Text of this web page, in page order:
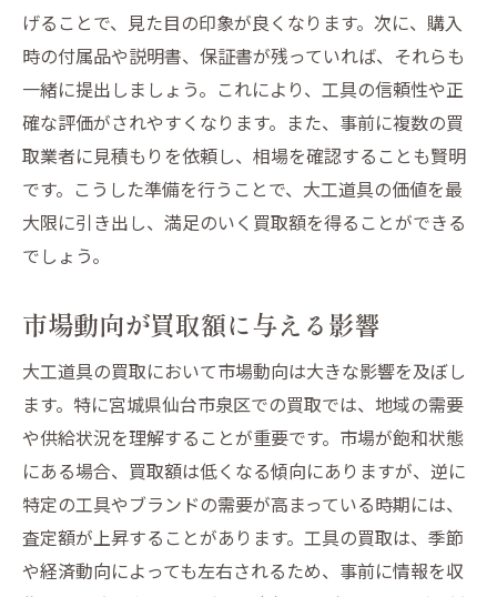
泉区の市場動向を活かした買取戦略
買取前に知っておくべき他の選択肢
賢い選択をするための情報源とその活用法
大工道具を泉区で売るなら知っておきたい買取
業者選びのポイント
口コミや評判を参考にした業者選び
選定基準として重視すべき査定の透明性
業者選びにおける地元密着のメリット
売却体験談から学ぶ選び方のコツ
泉区での大工道具買取を最大限に活用するため
のステップガイド
買取を成功させるためのステップバイステ
ップガイド
大工道具の状態を最良に保つための技術
げることで、見た目の印象が良くなります。次に、購入
時の付属品や説明書、保証書が残っていれば、それらも
一緒に提出しましょう。これにより、工具の信頼性や正
確な評価がされやすくなります。また、事前に複数の買
取業者に見積もりを依頼し、相場を確認することも賢明
です。こうした準備を行うことで、大工道具の価値を最
大限に引き出し、満足のいく買取額を得ることができる
でしょう。
市場動向が買取額に与える影響
大工道具の買取において市場動向は大きな影響を及ぼし
ます。特に宮城県仙台市泉区での買取では、地域の需要
や供給状況を理解することが重要です。市場が飽和状態
にある場合、買取額は低くなる傾向にありますが、逆に
特定の工具やブランドの需要が高まっている時期には、
査定額が上昇することがあります。工具の買取は、季節
や経済動向によっても左右されるため、事前に情報を収